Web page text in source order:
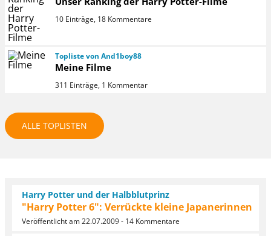
10 Einträge, 18 Kommentare
Topliste von And1boy88
Meine Filme
311 Einträge, 1 Kommentar
ALLE TOPLISTEN
Harry Potter und der Halbblutprinz
"Harry Potter 6": Verrückte kleine Japanerinnen
Veröffentlicht am 22.07.2009 - 14 Kommentare